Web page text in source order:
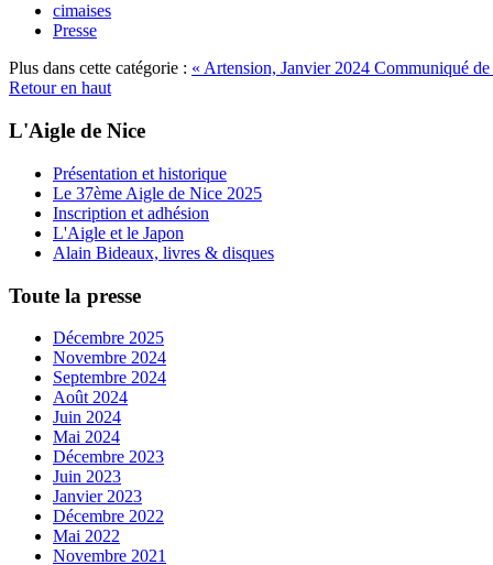
cimaises
Presse
Plus dans cette catégorie : « Artension, Janvier 2024 Communiqué de
Retour en haut
L'Aigle de Nice
Présentation et historique
Le 37ème Aigle de Nice 2025
Inscription et adhésion
L'Aigle et le Japon
Alain Bideaux, livres & disques
Toute la presse
Décembre 2025
Novembre 2024
Septembre 2024
Août 2024
Juin 2024
Mai 2024
Décembre 2023
Juin 2023
Janvier 2023
Décembre 2022
Mai 2022
Novembre 2021